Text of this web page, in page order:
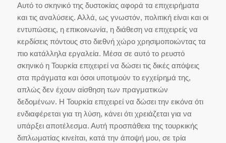
Αυτό το σκηνικό της δυστοκίας αφορά τα επιχειρήματα
και τις αναλύσεις. Αλλά, ως γνωστόν, πολιτική είναι και οι
εντυπώσεις, η επικοινωνία, η διάθεση να επιχειρείς να
κερδίσεις πόντους στο διεθνή χώρο χρησιμοποιώντας τα
πιο κατάλληλα εργαλεία. Μέσα σε αυτό το ρευστό
σκηνικό η Τουρκία επιχειρεί να δώσει τις δικές απόψεις
στα πράγματα και όσοι υποτιμούν το εγχείρημά της,
απλώς δεν έχουν αίσθηση των πραγματικών
δεδομένων. Η Τουρκία επιχειρεί να δώσει την εικόνα ότι
ενδιαφέρεται για τη λύση, κάνει ότι χρειάζεται για να
υπάρξει αποτέλεσμα. Αυτή προσπάθεια της τουρκικής
διπλωματίας κινείται, κατά την άποψή μου, σε τρία